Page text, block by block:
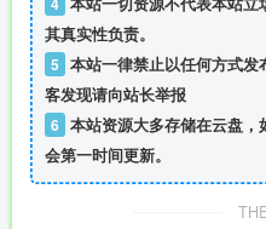
其真实性负责。
5 本站一律禁止以任何方式
客发现请向站长举报
6 本站资源大多存储在云盘
会第一时间更新。